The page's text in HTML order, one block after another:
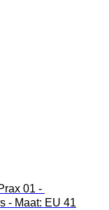
01 -
- Maat: EU 41